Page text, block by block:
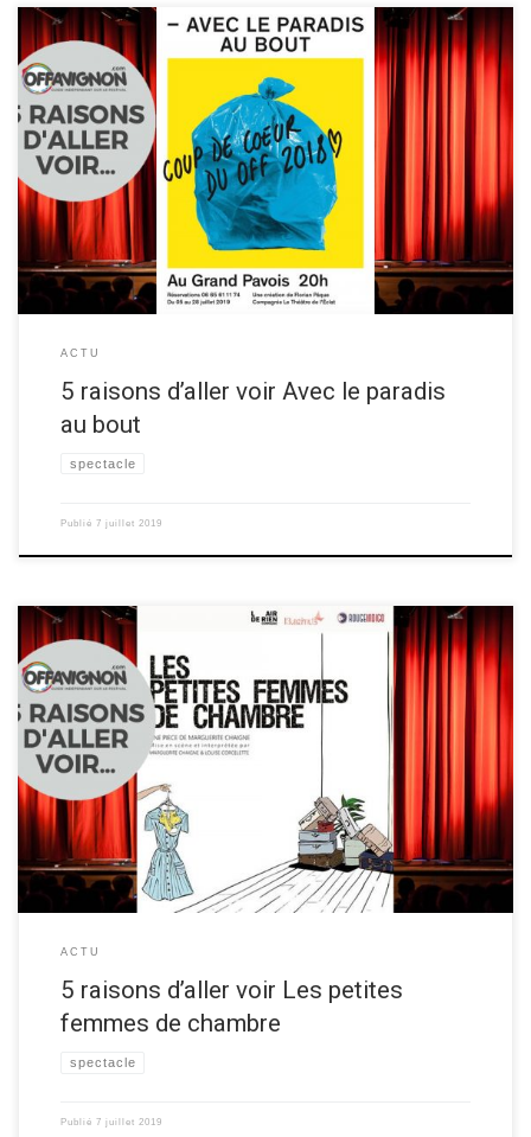
Alex et Louis, spectateurs de la pièce présentée dans cet article, vous
donne leurs 5 raisons d’aller voir la pièce de théâtre “Avec le paradis au
bout“, au festival OFF d’Avignon 2019! Découvrez les raisons d’aller voir
ce spectacle ci-dessous ▼ Les 5 raisons de voir “Avec le paradis au […]
ACTU
5 raisons d’aller voir Avec le paradis
au bout
spectacle
Publié 7 juillet 2019
Louise et Marguerite de la compagnie l’Air de rien, vous donne leurs 5
raisons d’aller voir la pièce de Café-théâtre poétique “Les petites
femmes de chambre“, au festival OFF d’Avignon 2019! Découvrez les
raisons d’aller voir ce spectacle ci-dessous ▼ Les 5 raisons de voir “Les
petites femmes de chambre” […]
ACTU
5 raisons d’aller voir Les petites
femmes de chambre
spectacle
Publié 7 juillet 2019